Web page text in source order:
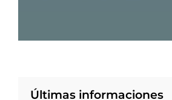
Últimas informaciones